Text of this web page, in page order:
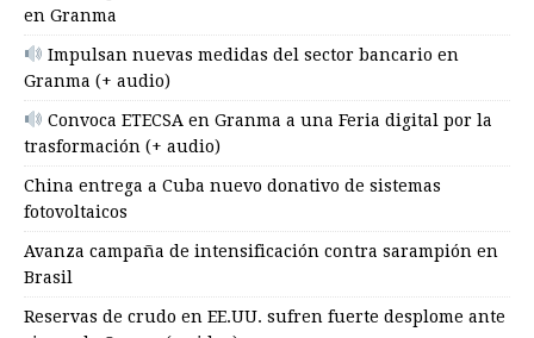
en Granma
Impulsan nuevas medidas del sector bancario en
Granma (+ audio)
Convoca ETECSA en Granma a una Feria digital por la
trasformación (+ audio)
China entrega a Cuba nuevo donativo de sistemas
fotovoltaicos
Avanza campaña de intensificación contra sarampión en
Brasil
Reservas de crudo en EE.UU. sufren fuerte desplome ante